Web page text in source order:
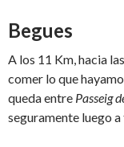
Begues
A los 11 Km, hacia
comer lo que
queda entre Passeig
seguramente luego